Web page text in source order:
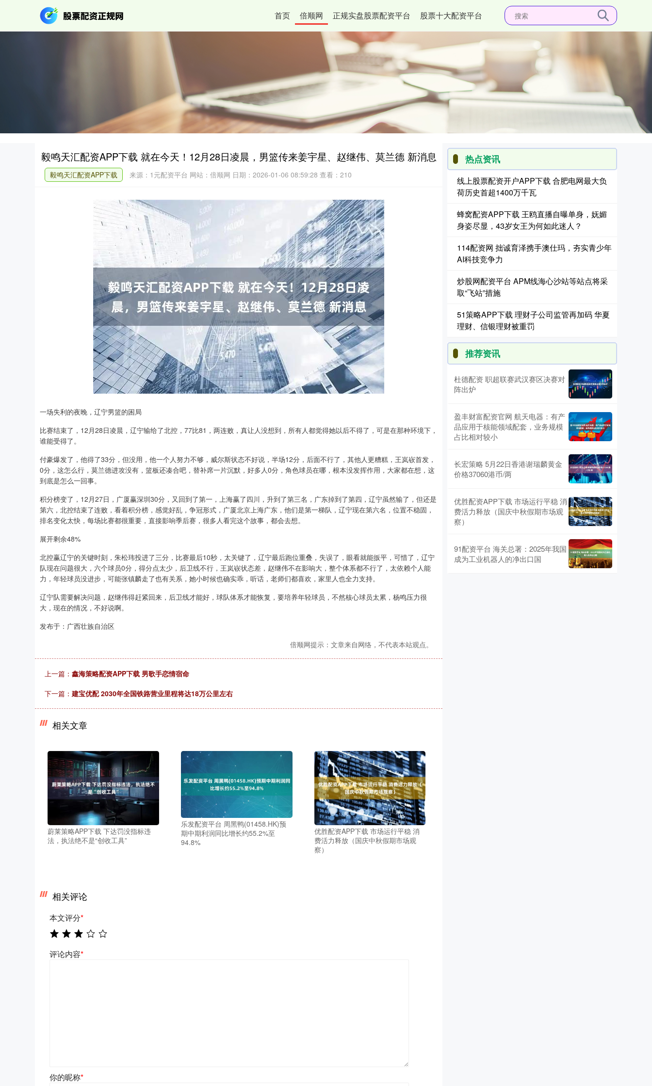
首页 倍顺网 正规实盘股票配资平台 股票十大配资平台
毅鸣天汇配资APP下载 就在今天！12月28日凌晨，男篮传来姜宇星、赵继伟、莫兰德 新消息
毅鸣天汇配资APP下载 来源：1元配资平台 网站：倍顺网 日期：2026-01-06 08:59:28 查看：210
一场失利的夜晚，辽宁男篮的困局
比赛结束了，12月28日凌晨，辽宁输给了北控，77比81，两连败，真让人没想到，所有人都觉得她以后不得了，可是在那种环境下，
谁能受得了。
付豪爆发了，他得了33分，但没用，他一个人努力不够，威尔斯状态不好说，半场12分，后面不行了，其他人更糟糕，王岚嵚首发，
0分，这怎么行，莫兰德进攻没有，篮板还凑合吧，替补席一片沉默，好多人0分，角色球员在哪，根本没发挥作用，大家都在想，这
到底是怎么一回事。
积分榜变了，12月27日，广厦赢深圳30分，又回到了第一，上海赢了四川，升到了第三名，广东掉到了第四，辽宁虽然输了，但还是
第六，北控结束了连败，看着积分榜，感觉好乱，争冠形式，广厦北京上海广东，他们是第一梯队，辽宁现在第六名，位置不稳固，
排名变化太快，每场比赛都很重要，直接影响季后赛，很多人看完这个故事，都会去想。
展开剩余48%
北控赢辽宁的关键时刻，朱松玮投进了三分，比赛最后10秒，太关键了，辽宁最后跑位重叠，失误了，眼看就能扳平，可惜了，辽宁
队现在问题很大，六个球员0分，得分点太少，后卫线不行，王岚嵚状态差，赵继伟不在影响大，整个体系都不行了，太依赖个人能
力，年轻球员没进步，可能张镇麟走了也有关系，她小时候也确实乖，听话，老师们都喜欢，家里人也全力支持。
辽宁队需要解决问题，赵继伟得赶紧回来，后卫线才能好，球队体系才能恢复，要培养年轻球员，不然核心球员太累，杨鸣压力很
大，现在的情况，不好说啊。
发布于：广西壮族自治区
倍顺网提示：文章来自网络，不代表本站观点。
上一篇： 鑫海策略配资APP下载 男歌手恋情宿命
下一篇： 建宝优配 2030年全国铁路营业里程将达18万公里左右
相关文章
蔚莱策略APP下载 下达罚没指标违
法，执法绝不是“创收工具”
乐发配资平台 周黑鸭(01458.HK)预
期中期利润同比增长约55.2%至
94.8%
优胜配资APP下载 市场运行平稳 消
费活力释放（国庆中秋假期市场观
察）
相关评论
本文评分*
评论内容*
你的昵称*
热点资讯
线上股票配资开户APP下载 合肥电网最大负
荷历史首超1400万千瓦
蜂窝配资APP下载 王鸥直播自曝单身，妩媚
身姿尽显，43岁女王为何如此迷人？
114配资网 拙诚育泽携手澳仕玛，夯实青少年
AI科技竞争力
炒股网配资平台 APM线海心沙站等站点将采
取“飞站”措施
51策略APP下载 理财子公司监管再加码 华夏
理财、信银理财被重罚
推荐资讯
杜德配资 职超联赛武汉赛区决赛对
阵出炉
盈丰财富配资官网 航天电器：有产
品应用于核能领域配套，业务规模
占比相对较小
长宏策略 5月22日香港谢瑞麟黄金
价格37060港币/两
优胜配资APP下载 市场运行平稳 消
费活力释放（国庆中秋假期市场观
察）
91配资平台 海关总署：2025年我国
成为工业机器人的净出口国